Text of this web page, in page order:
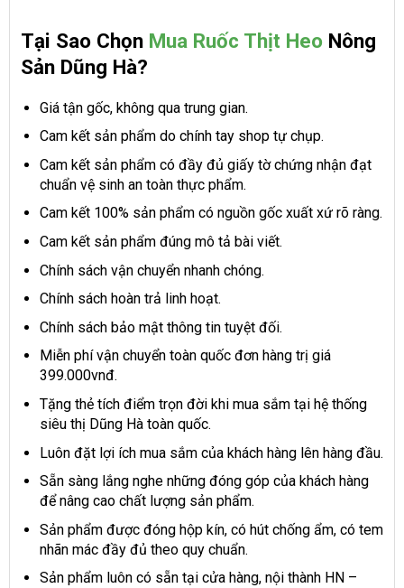
Tại Sao Chọn Mua Ruốc Thịt Heo Nông
Sản Dũng Hà?
Giá tận gốc, không qua trung gian.
Cam kết sản phẩm do chính tay shop tự chụp.
Cam kết sản phẩm có đầy đủ giấy tờ chứng nhận đạt
chuẩn vệ sinh an toàn thực phẩm.
Cam kết 100% sản phẩm có nguồn gốc xuất xứ rõ ràng.
Cam kết sản phẩm đúng mô tả bài viết.
Chính sách vận chuyển nhanh chóng.
Chính sách hoàn trả linh hoạt.
Chính sách bảo mật thông tin tuyệt đối.
Miễn phí vận chuyển toàn quốc đơn hàng trị giá
399.000vnđ.
Tặng thẻ tích điểm trọn đời khi mua sắm tại hệ thống
siêu thị Dũng Hà toàn quốc.
Luôn đặt lợi ích mua sắm của khách hàng lên hàng đầu.
Sẵn sàng lắng nghe những đóng góp của khách hàng
để nâng cao chất lượng sản phẩm.
Sản phẩm được đóng hộp kín, có hút chống ẩm, có tem
nhãn mác đầy đủ theo quy chuẩn.
Sản phẩm luôn có sẵn tại cửa hàng, nội thành HN –